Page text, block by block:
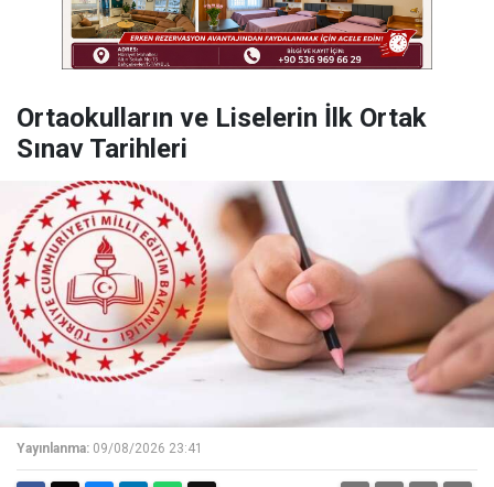
Ortaokulların ve Liselerin İlk Ortak
Sınav Tarihleri
Yayınlanma: 09/08/2026 23:41